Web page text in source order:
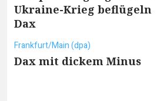
Ukraine-Krieg beflügeln
Dax
Frankfurt/Main (dpa)
Dax mit dickem Minus